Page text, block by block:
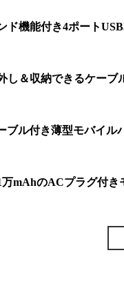
ド機能付き4ポート
し＆収納できるケーブ
ブル付き薄型モバイ
mAhのACプラグ付き